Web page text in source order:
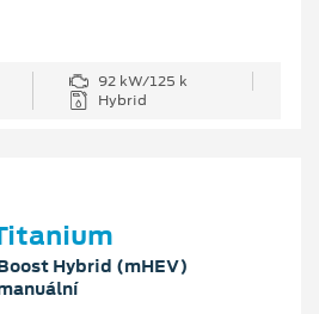
92 kW/125 k
Hybrid
Hybrid (mHEV)